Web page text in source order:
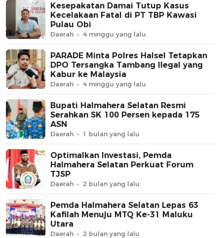
Kesepakatan Damai Tutup Kasus
Kecelakaan Fatal di PT TBP Kawasi
Pulau Obi
Daerah 4 minggu yang lalu
PARADE Minta Polres Halsel Tetapkan
DPO Tersangka Tambang Ilegal yang
Kabur ke Malaysia
Daerah 4 minggu yang lalu
Bupati Halmahera Selatan Resmi
Serahkan SK 100 Persen kepada 175
ASN
Daerah 1 bulan yang lalu
Optimalkan Investasi, Pemda
Halmahera Selatan Perkuat Forum
TJSP
Daerah 2 bulan yang lalu
Pemda Halmahera Selatan Lepas 63
Kafilah Menuju MTQ Ke-31 Maluku
Utara
Daerah 2 bulan yang lalu